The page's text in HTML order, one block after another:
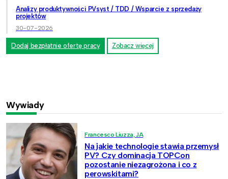
Analizy produktywności PVsyst / TDD / Wsparcie z sprzedaży
projektów
30-07-2026
Dodaj bezpłatnie ofertę pracy Zobacz więcej
Wywiady
Francesco Liuzza, JA
Na jakie technologie stawia przemysł
PV? Czy dominacja TOPCon
pozostanie niezagrożona i co z
perowskitami?